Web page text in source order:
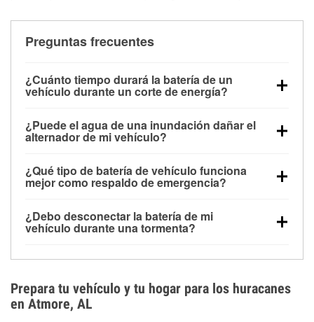
Preguntas frecuentes
¿Cuánto tiempo durará la batería de un
vehículo durante un corte de energía?
alimentar pequeños accesorios durante un tiempo
limitado, pero el uso repetido sin conducir el vehículo
contar con un equipo de carga de respaldo para
cortes prolongados.
¿Puede el agua de una inundación dañar el
alternador de mi vehículo?
parte baja del compartimento del motor y pueden
dañarse si se sumergen, lo que puede provocar una
días después de la exposición.
¿Qué tipo de batería de vehículo funciona
mejor como respaldo de emergencia?
para aplicaciones de ciclo profundo porque son
selladas, resistentes a las vibraciones y más
¿Debo desconectar la batería de mi
vehículo durante una tormenta?
los daños por inundación. Evitar el agua estancada y
preparar opciones de carga de respaldo son
medidas de protección más efectivas.
Prepara tu vehículo y tu hogar para los huracanes
en Atmore, AL